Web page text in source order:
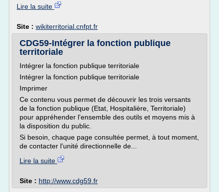
Lire la suite
Site : wikiterritorial.cnfpt.fr
CDG59-Intégrer la fonction publique
territoriale
Intégrer la fonction publique territoriale
Intégrer la fonction publique territoriale
Imprimer
Ce contenu vous permet de découvrir les trois versants
de la fonction publique (Etat, Hospitalière, Territoriale)
pour appréhender l'ensemble des outils et moyens mis à
la disposition du public.
Si besoin, chaque page consultée permet, à tout moment,
de contacter l'unité directionnelle de...
Lire la suite
Site : http://www.cdg59.fr